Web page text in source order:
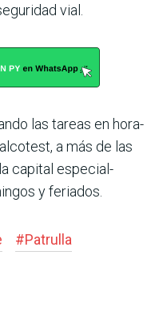
vial.
las tareas en hora­
a más de las
capital especial­
y feriados.
#Patrulla